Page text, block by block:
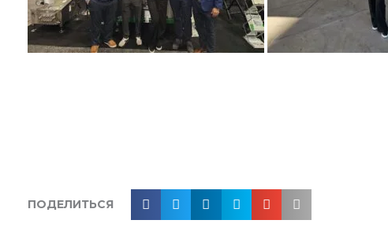
ПОДЕЛИТЬСЯ